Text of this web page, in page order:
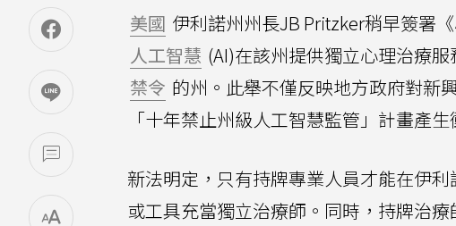
美國 伊利諾州州長JB Pritzker稍早簽署
人工智慧 (AI)在該州提供獨立心理治療
禁令 的州。此舉不僅反映地方政府對新
「十年禁止州級人工智慧監管」計畫產生
新法明定，只有持牌專業人員才能在伊
或工具充當獨立治療師。同時，持牌治